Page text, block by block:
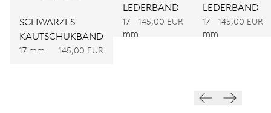
FREQUENZ
28.800 A/h, 4 Hz
SCHWARZES
KAUTSCHUKBAND
17 mm 145,00 EUR
LEDERBAND
17
mm
145,00 EUR
LEDERBAND
17
mm
145,00 EUR